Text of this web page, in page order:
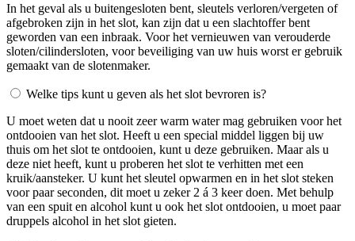
In het geval als u buitengesloten bent, sleutels verloren/vergeten of
afgebroken zijn in het slot, kan zijn dat u een slachtoffer bent
geworden van een inbraak. Voor het vernieuwen van verouderde
sloten/cilindersloten, voor beveiliging van uw huis worst er gebruik
gemaakt van de slotenmaker.
Welke tips kunt u geven als het slot bevroren is?
U moet weten dat u nooit zeer warm water mag gebruiken voor het
ontdooien van het slot. Heeft u een special middel liggen bij uw
thuis om het slot te ontdooien, kunt u deze gebruiken. Maar als u
deze niet heeft, kunt u proberen het slot te verhitten met een
kruik/aansteker. U kunt het sleutel opwarmen en in het slot steken
voor paar seconden, dit moet u zeker 2 á 3 keer doen. Met behulp
van een spuit en alcohol kunt u ook het slot ontdooien, u moet paar
druppels alcohol in het slot gieten.